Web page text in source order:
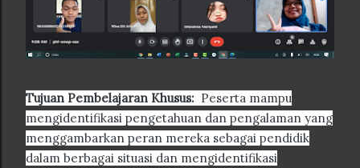
Tujuan Pembelajaran Khusus: Peserta mampu
mengidentifikasi pengetahuan dan pengalaman yang
menggambarkan peran mereka sebagai pendidik
dalam berbagai situasi dan mengidentifikasi